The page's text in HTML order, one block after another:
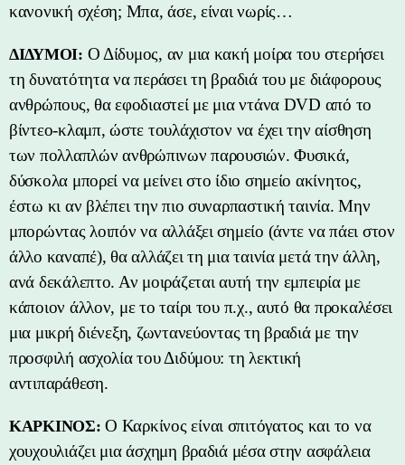
κανονική σχέση; Μπα, άσε, είναι νωρίς…
ΔΙΔΥΜΟΙ: Ο Δίδυμος, αν μια κακή μοίρα του στερήσει
τη δυνατότητα να περάσει τη βραδιά του με διάφορους
ανθρώπους, θα εφοδιαστεί με μια ντάνα DVD από το
βίντεο-κλαμπ, ώστε τουλάχιστον να έχει την αίσθηση
των πολλαπλών ανθρώπινων παρουσιών. Φυσικά,
δύσκολα μπορεί να μείνει στο ίδιο σημείο ακίνητος,
έστω κι αν βλέπει την πιο συναρπαστική ταινία. Μην
μπορώντας λοιπόν να αλλάξει σημείο (άντε να πάει στον
άλλο καναπέ), θα αλλάζει τη μια ταινία μετά την άλλη,
ανά δεκάλεπτο. Αν μοιράζεται αυτή την εμπειρία με
κάποιον άλλον, με το ταίρι του π.χ., αυτό θα προκαλέσει
μια μικρή διένεξη, ζωντανεύοντας τη βραδιά με την
προσφιλή ασχολία του Διδύμου: τη λεκτική
αντιπαράθεση.
ΚΑΡΚΙΝΟΣ: Ο Καρκίνος είναι σπιτόγατος και το να
χουχουλιάζει μια άσχημη βραδιά μέσα στην ασφάλεια